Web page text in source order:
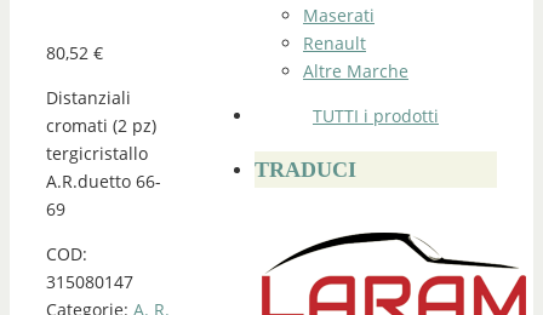
80,52 €
Distanziali
cromati (2 pz)
tergicristallo
A.R.duetto 66-
69
COD:
315080147
Categorie: A. R.
Maserati
Renault
Altre Marche
TUTTI i prodotti
TRADUCI